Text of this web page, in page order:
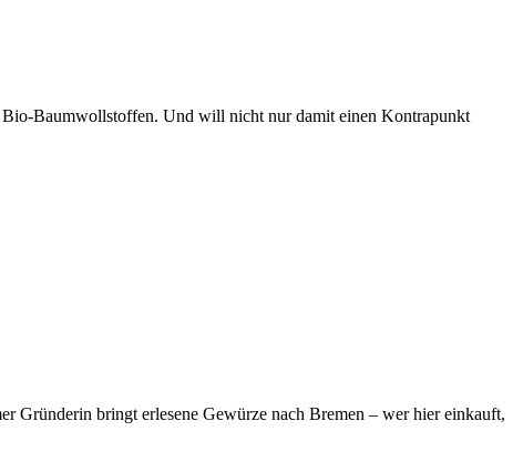
Bio-Baumwollstoffen. Und will nicht nur damit einen Kontrapunkt
Gründerin bringt erlesene Gewürze nach Bremen – wer hier einkauft,